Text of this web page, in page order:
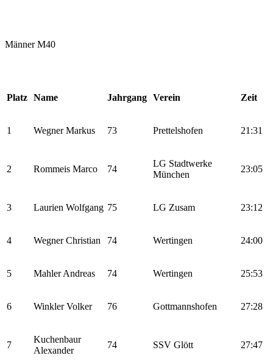
Männer M40
Platz Name Jahrgang Verein Zeit
1 Wegner Markus 73 Prettelshofen 21:31
2 Rommeis Marco 74
LG Stadtwerke
München
23:05
3 Laurien Wolfgang 75 LG Zusam 23:12
4 Wegner Christian 74 Wertingen 24:00
5 Mahler Andreas 74 Wertingen 25:53
6 Winkler Volker 76 Gottmannshofen 27:28
7
Kuchenbaur
Alexander
74 SSV Glött 27:47